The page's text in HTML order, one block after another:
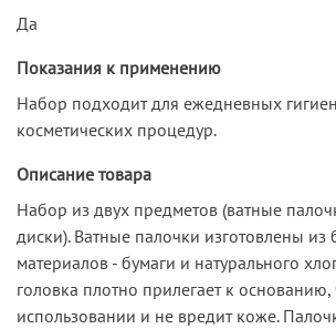
Да
Показания к применению
Набор подходит для ежедневных
косметических процедур.
Описание товара
Набор из двух предметов (ватные
диски). Ватные палочки изготовлены из
материалов - бумаги и натурального
головка плотно прилегает к
использовании и не вредит коже.